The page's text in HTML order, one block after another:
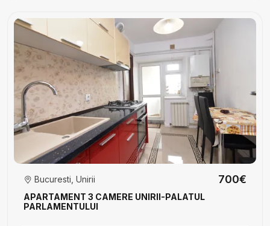
APARTAMENT 3 CAMERE UNIRII-PALATUL
PARLAMENTULUI
Bucuresti, Unirii 700€